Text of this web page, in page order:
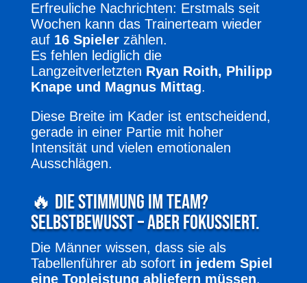
Erfreuliche Nachrichten: Erstmals seit
Wochen kann das Trainerteam wieder
auf 16 Spielerzählen.
Es fehlen lediglich die
Langzeitverletzten Ryan Roith, Philipp
Knape und Magnus Mittag.
Diese Breite im Kader ist entscheidend,
gerade in einer Partie mit hoher
Intensität und vielen emotionalen
Ausschlägen.
🔥 Die Stimmung im Team?
Selbstbewusst – aber fokussiert.
Die Männer wissen, dass sie als
Tabellenführer ab sofort in jedem Spiel
eine Topleistung abliefern müssen.